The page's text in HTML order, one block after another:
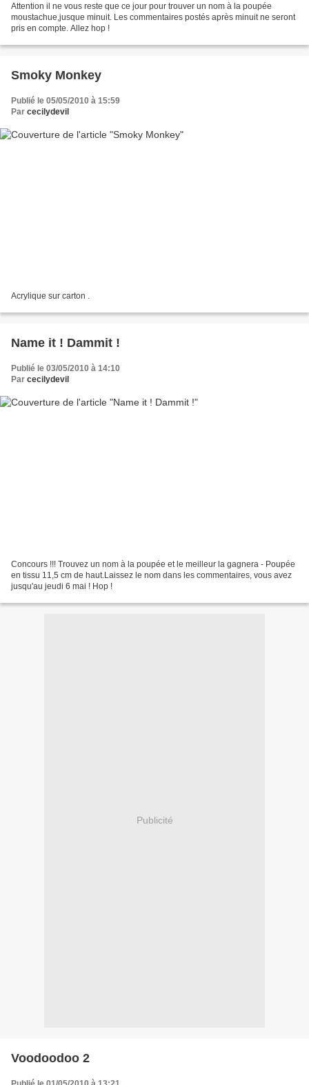
Attention il ne vous reste que ce jour pour trouver un nom à la poupée
moustachue,jusque minuit. Les commentaires postés après minuit ne seront
pris en compte. Allez hop !
Smoky Monkey
Publié le 05/05/2010 à 15:59
Par cecilydevil
Acrylique sur carton .
Name it ! Dammit !
Publié le 03/05/2010 à 14:10
Par cecilydevil
Concours !!! Trouvez un nom à la poupée et le meilleur la gagnera - Poupée
en tissu 11,5 cm de haut.Laissez le nom dans les commentaires, vous avez
jusqu'au jeudi 6 mai ! Hop !
Publicité
Voodoodoo 2